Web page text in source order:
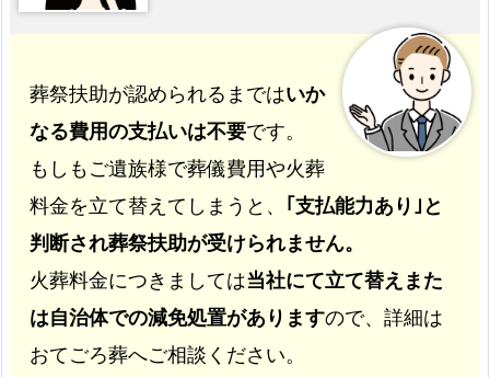
葬祭扶助が認められるまではいか
なる費用の支払いは不要です。
もしもご遺族様で葬儀費用や火葬
料金を立て替えてしまうと、 ｢支払能力あり｣と
判断され葬祭扶助が受けられません。
火葬料金につきましては当社にて立て替えまた
は自治体での減免処置がありますので、詳細は
おてごろ葬へご相談ください。